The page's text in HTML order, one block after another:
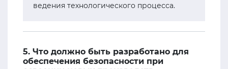
ведения технологического процесса.
5. Что должно быть разработано для
обеспечения безопасности при